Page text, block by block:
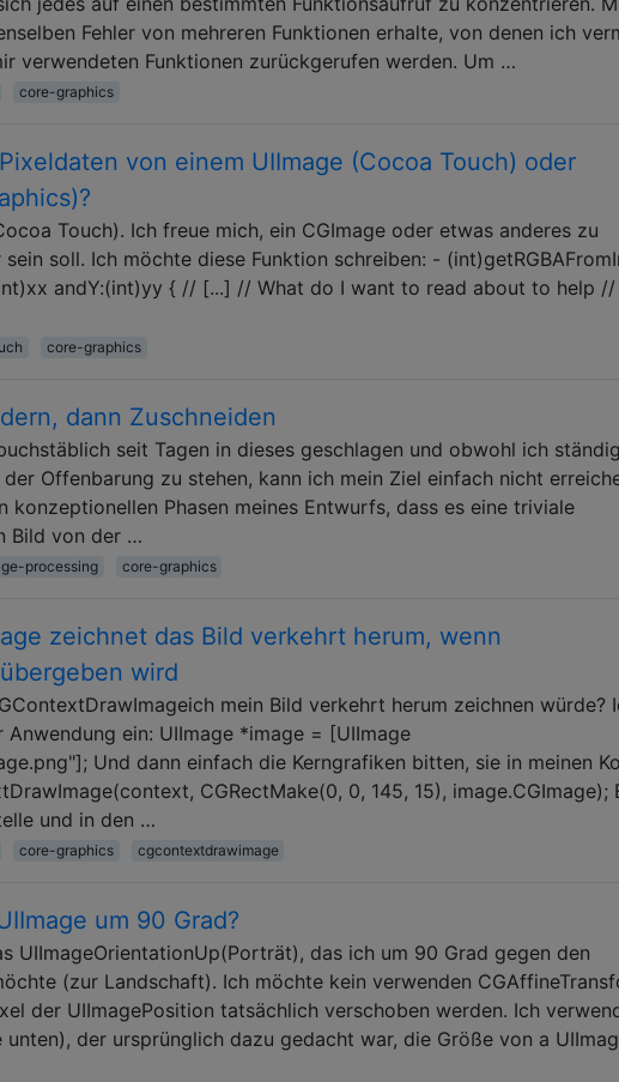
Fehler von mehreren Funktionen erhalte, von denen ich
verwendeten Funktionen zurückgerufen werden. Um …
core-graphics
von einem UIImage (Cocoa Touch) oder
Touch). Ich freue mich, ein CGImage oder etwas anderes zu
soll. Ich möchte diese Funktion schreiben: -
andY:(int)yy { // [...] // What do I want to read about to help //
core-graphics
dann Zuschneiden
seit Tagen in dieses geschlagen und obwohl ich
der Offenbarung zu stehen, kann ich mein Ziel einfach nicht
konzeptionellen Phasen meines Entwurfs, dass es eine triviale
Bild von der …
processing core-graphics
zeichnet das Bild verkehrt herum, wenn
wird
mein Bild verkehrt herum zeichnen würde?
Anwendung ein: UIImage *image = [UIImage
Und dann einfach die Kerngrafiken bitten, sie in meinen
CGRectMake(0, 0, 145, 15), image.CGImage);
und in den …
core-graphics cgcontextdrawimage
um 90 Grad?
UIImageOrientationUp(Porträt), das ich um 90 Grad gegen den
(zur Landschaft). Ich möchte kein verwenden
der UIImagePosition tatsächlich verschoben werden. Ich
der ursprünglich dazu gedacht war, die Größe von a